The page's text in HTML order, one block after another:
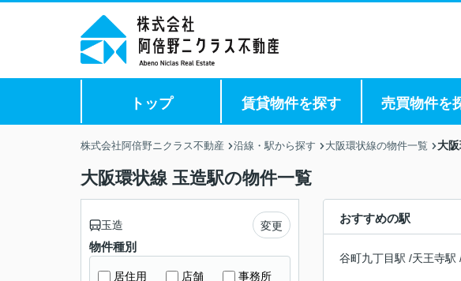
トップ 賃貸物件を探す 売買物件を
株式会社阿倍野ニクラス不動産 沿線・駅から探す 大阪環状線の物件一覧 大
大阪環状線 玉造駅の物件一覧
おすすめの駅
谷町九丁目駅 /天王寺駅
玉造 変更
物件種別
居住用 店舗 事務所